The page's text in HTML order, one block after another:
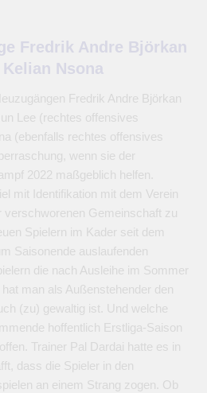
Fredrik Andre Björkan
Nsona
Fredrik Andre Björkan
Lee (rechtes offensives
(ebenfalls rechtes offensives
wenn sie der
2022 maßgeblich helfen.
mit Identifikation mit dem Verein
verschworenen Gemeinschaft zu
Spielern im Kader seit dem
Saisonende auslaufenden
die nach Ausleihe im Sommer
man als Außenstehender den
(zu) gewaltig ist. Und welche
hoffentlich Erstliga-Saison
Trainer Pal Dardai hatte es in
dass die Spieler in den
an einem Strang zogen. Ob